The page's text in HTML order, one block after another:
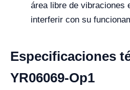
área libre de vibraciones
interferir con su
Especificaciones
YR06069-Op1